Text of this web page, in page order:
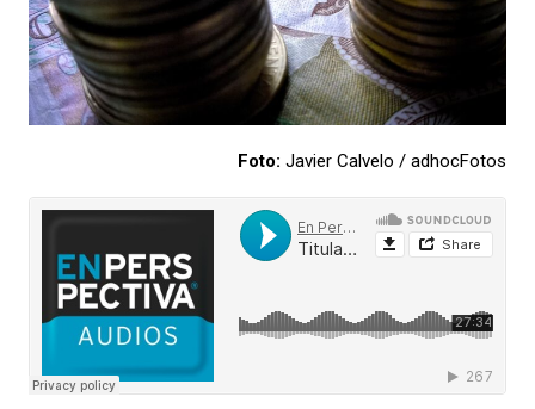
Foto: Javier Calvelo / adhocFotos